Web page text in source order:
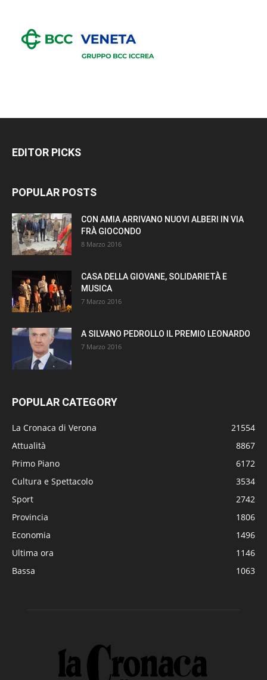
EDITOR PICKS
POPULAR POSTS
CON AMIA ARRIVANO NUOVI ALBERI IN VIA
FRÀ GIOCONDO
8 Marzo 2016
CASA DELLA GIOVANE, SOLIDARIETÀ E
MUSICA
7 Marzo 2016
A SILVANO PEDROLLO IL PREMIO LEONARDO
7 Marzo 2016
POPULAR CATEGORY
La Cronaca di Verona
21554
Attualità
8867
Primo Piano
6172
Cultura e Spettacolo
3534
Sport
2742
Provincia
1806
Economia
1496
Ultima ora
1146
Bassa
1063